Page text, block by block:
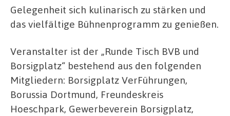
Gelegenheit sich kulinarisch zu stärken und
das vielfältige Bühnenprogramm zu genießen.
Veranstalter ist der „Runde Tisch BVB und
Borsigplatz“ bestehend aus den folgenden
Mitgliedern: Borsigplatz VerFührungen,
Borussia Dortmund, Freundeskreis
Hoeschpark, Gewerbeverein Borsigplatz,